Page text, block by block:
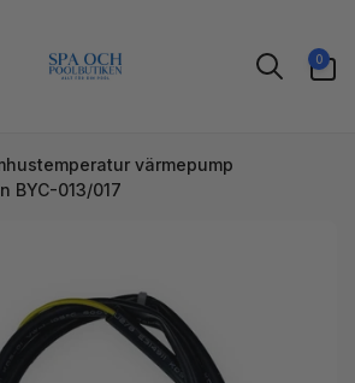
0
artiklar
värmepump
BYC-013/017